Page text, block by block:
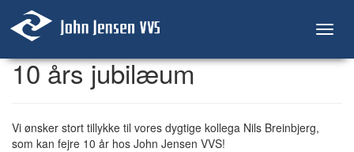
10 års jubilæum
Vi ønsker stort tillykke til vores dygtige kollega Nils Breinbjerg,
som kan fejre 10 år hos John Jensen VVS!